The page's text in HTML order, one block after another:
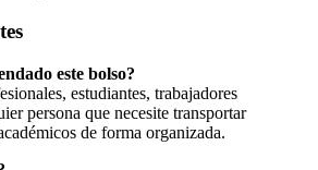
este bolso?
estudiantes, trabajadores
persona que necesite transportar
de forma organizada.